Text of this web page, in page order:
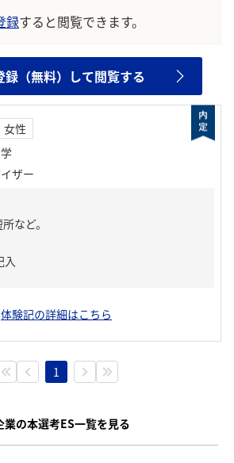
録すると閲覧できます。
録（無料）して閲覧する
女性
ザー
など。
入
体験記の詳細はこちら
1
の本選考ES一覧を見る